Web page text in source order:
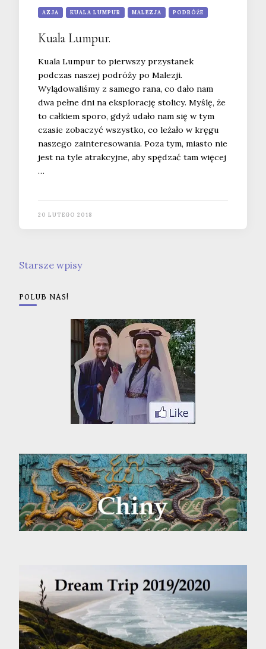
AZJA KUALA LUMPUR MALEZJA PODRÓŻE
Kuala Lumpur.
Kuala Lumpur to pierwszy przystanek
podczas naszej podróży po Malezji.
Wylądowaliśmy z samego rana, co dało nam
dwa pełne dni na eksplorację stolicy. Myślę, że
to całkiem sporo, gdyż udało nam się w tym
czasie zobaczyć wszystko, co leżało w kręgu
naszego zainteresowania. Poza tym, miasto nie
jest na tyle atrakcyjne, aby spędzać tam więcej
…
20 LUTEGO 2018
Nawigacja
wpisach
Starsze wpisy
POLUB NAS!